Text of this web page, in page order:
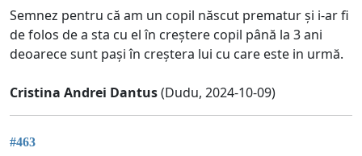
Semnez pentru că am un copil născut prematur și i-ar fi
de folos de a sta cu el în creștere copil până la 3 ani
deoarece sunt pași în creștera lui cu care este in urmă.
Cristina Andrei Dantus(Dudu, 2024-10-09)
#463